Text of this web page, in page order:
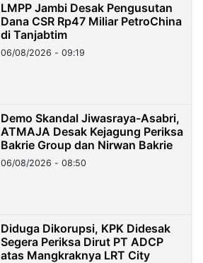
LMPP Jambi Desak Pengusutan
Dana CSR Rp47 Miliar PetroChina
di Tanjabtim
06/08/2026 - 09:19
Demo Skandal Jiwasraya-Asabri,
ATMAJA Desak Kejagung Periksa
Bakrie Group dan Nirwan Bakrie
06/08/2026 - 08:50
Diduga Dikorupsi, KPK Didesak
Segera Periksa Dirut PT ADCP
atas Mangkraknya LRT City